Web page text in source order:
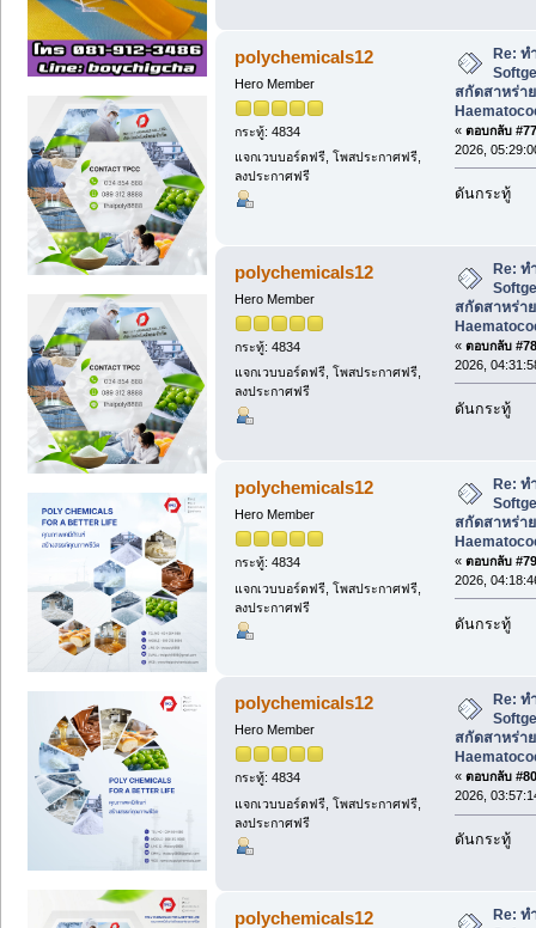
polychemicals12
Hero Member
กระทู้: 4834
แจกเวบบอร์ดฟรี, โพสประกาศฟรี,
ลงประกาศฟรี
Re: ท
สกัดสาหร่า
« ตอบกลับ
2026,
ดันกระทู้
polychemicals12
Hero Member
กระทู้: 4834
แจกเวบบอร์ดฟรี, โพสประกาศฟรี,
ลงประกาศฟรี
Re: ท
สกัดสาหร่า
« ตอบกลับ
2026,
ดันกระทู้
polychemicals12
Hero Member
กระทู้: 4834
แจกเวบบอร์ดฟรี, โพสประกาศฟรี,
ลงประกาศฟรี
Re: ท
สกัดสาหร่า
« ตอบกลับ
2026,
ดันกระทู้
polychemicals12
Hero Member
กระทู้: 4834
แจกเวบบอร์ดฟรี, โพสประกาศฟรี,
ลงประกาศฟรี
Re: ท
สกัดสาหร่า
« ตอบกลับ
2026,
ดันกระทู้
polychemicals12
Re: ท